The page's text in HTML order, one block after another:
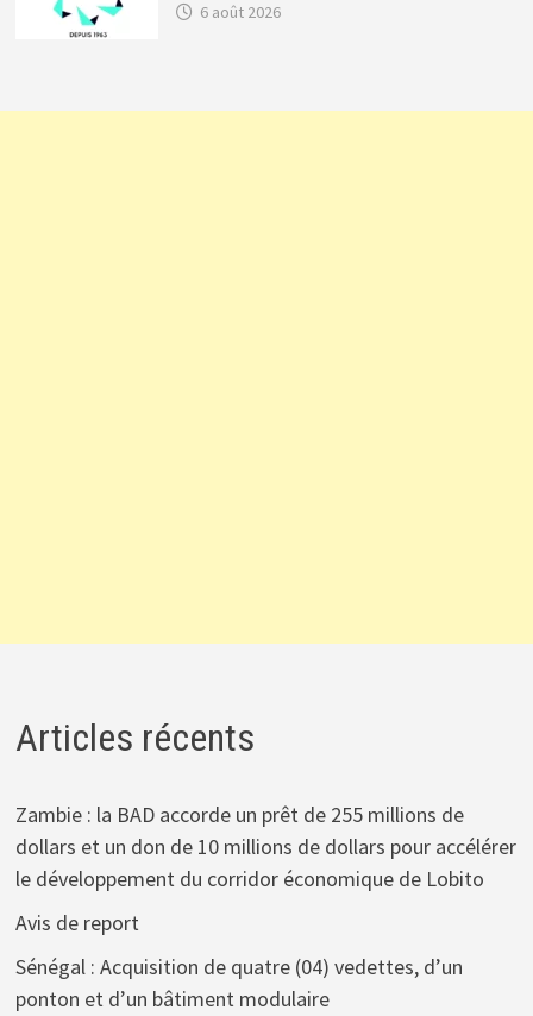
6 août 2026
Articles récents
Zambie : la BAD accorde un prêt de 255 millions de
dollars et un don de 10 millions de dollars pour accélérer
le développement du corridor économique de Lobito
Avis de report
Sénégal : Acquisition de quatre (04) vedettes, d’un
ponton et d’un bâtiment modulaire